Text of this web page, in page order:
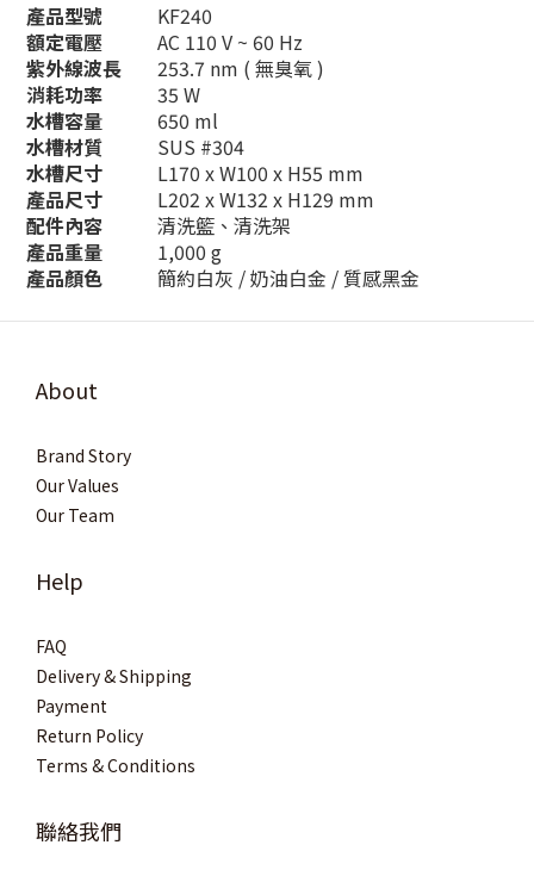
產品型號
KF240
額定電壓
AC 110 V ~ 60 Hz
紫外線波長
253.7 nm ( 無臭氧 )
消耗功率
35 W
水槽容量
650 ml
水槽材質
SUS #304
水槽尺寸
L170 x W100 x H55 mm
產品尺寸
L202 x W132 x H129 mm
配件內容
清洗籃、清洗架
產品重量
1,000 g
產品顏色
簡約白灰 / 奶油白金 / 質感黑金
About
Brand Story
Our Values
Our Team
Help
FAQ
Delivery & Shipping
Payment
Return Policy
Terms & Conditions
聯絡我們